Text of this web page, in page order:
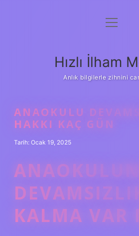
Anasayfa
Yasal Uyarı
menüyü
Hızlı İlham
Anlık bilgilerle zihnini
ANAOKULU
HAKKI KAÇ GÜN
Tarih: Ocak 19, 2025
KALMA VAR